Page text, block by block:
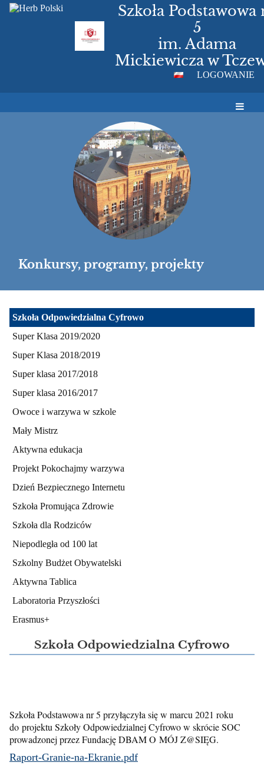
Szkoła Podstawowa
5
im. Adama
Mickiewicza w
LOGOWANIE
Konkursy, programy, projekty
Konkursy,
programy,
projekty
Szkoła Odpowiedzialna Cyfrowo
Super Klasa 2019/2020
Super Klasa 2018/2019
Super klasa 2017/2018
Super klasa 2016/2017
Owoce i warzywa w szkole
Mały Mistrz
Aktywna edukacja
Projekt Pokochajmy warzywa
Dzień Bezpiecznego Internetu
Szkoła Promująca Zdrowie
Szkoła dla Rodziców
Niepodległa od 100 lat
Szkolny Budżet Obywatelski
Aktywna Tablica
Laboratoria Przyszłości
Erasmus+
Szkoła Odpowiedzialna Cyfrowo
Szkoła Podstawowa nr 5 przyłączyła się w marcu 2021 roku
do projektu Szkoły Odpowiedzialnej Cyfrowo w skrócie SOC
prowadzonej przez Fundację DBAM O MÓJ Z@SIĘG.
Raport-Granie-na-Ekranie.pdf